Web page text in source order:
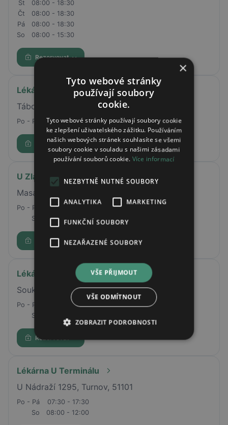
St
08:00 - 18:30
Čt
08:00 - 18:30
Pá
08:00 - 18:30
So
08:00 - 15:30
Rezervovat
Lékárna Olšanka
Táboritská 17/26, Praha 3, 13000
Po - Pá 8:00 - 18:00
Rezervovat
U Zlaté koruny
Masarykovo náměstí 12/16, Kyjov, 69701
Po - Pá
07:00 - 17:00
So
07:30 - 11:30
Rezervovat
Lékárna U Orla
Soukenné nám. 4, Liberec
Po - Pá
07:00 - 19:00
So
Rezervovat
Lékárna U Terminálu
U Nádraží 1295, Turnov, 51101
Po - Pá
07:30 - 17:30
So
08:00 - 12:00
×
Tyto webové stránky
používají soubory
cookie.
Tyto webové stránky používají soubory cookie
ke zlepšení uživatelského zážitku. Používáním
našich webových stránek souhlasíte se všemi
soubory cookie v souladu s našimi zásadami
používání souborů cookie. Více informací
NEZBYTNĚ NUTNÉ SOUBORY
ANALYTIKA MARKETING
FUNKČNÍ SOUBORY
NEZAŘAZENÉ SOUBORY
VŠE PŘIJMOUT
VŠE ODMÍTNOUT
ZOBRAZIT PODROBNOSTI